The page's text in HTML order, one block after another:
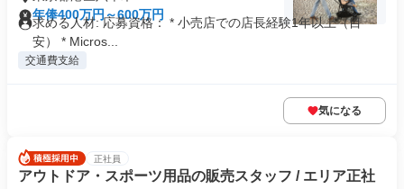
年俸400万円～600万円
求める人材: 応募資格： * 小売店での店長経験1年以上（目
安） * Micros...
交通費支給
気になる
正社員
アウトドア・スポーツ用品の販売スタッフ / エリア正社